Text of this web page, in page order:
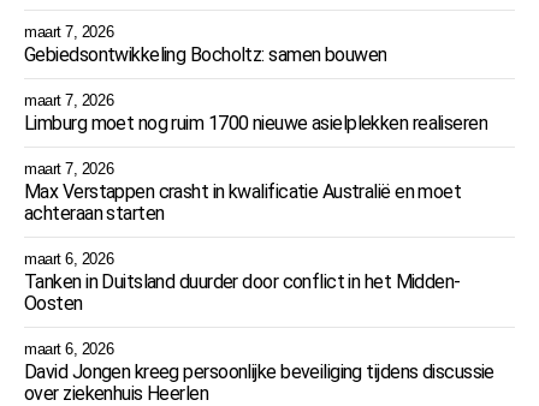
maart 7, 2026
Gebiedsontwikkeling Bocholtz: samen bouwen
maart 7, 2026
Limburg moet nog ruim 1700 nieuwe asielplekken realiseren
maart 7, 2026
Max Verstappen crasht in kwalificatie Australië en moet
achteraan starten
maart 6, 2026
Tanken in Duitsland duurder door conflict in het Midden-
Oosten
maart 6, 2026
David Jongen kreeg persoonlijke beveiliging tijdens discussie
over ziekenhuis Heerlen